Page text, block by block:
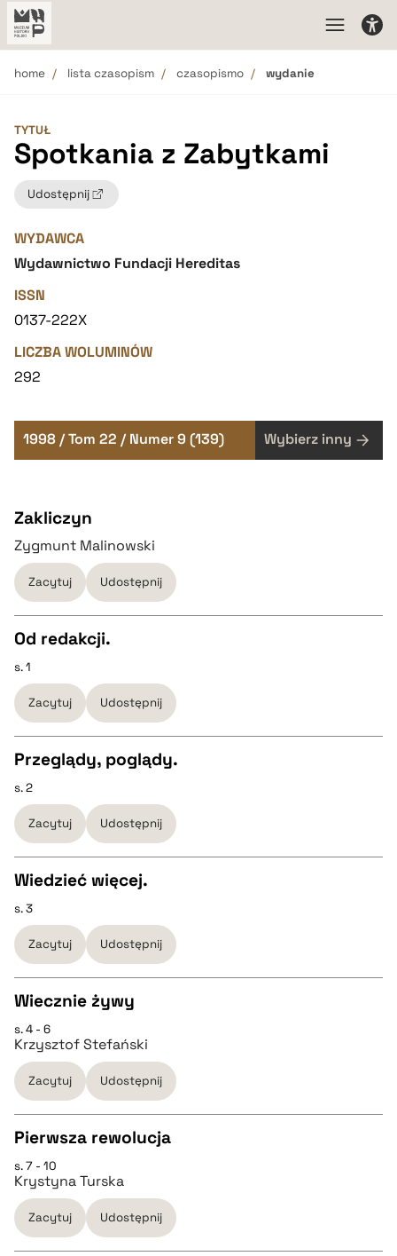
home lista czasopism czasopismo wydanie
TYTUŁ
Spotkania z Zabytkami
Udostępnij
WYDAWCA
Wydawnictwo Fundacji Hereditas
ISSN
0137-222X
LICZBA WOLUMINÓW
292
1998 / Tom 22 / Numer 9 (139) Wybierz inny
Zakliczyn
Zygmunt Malinowski
Zacytuj Udostępnij
CZYSTY TEKST
pobierz cytat
BIBTEX
pobierz cytat
Od redakcji.
s. 1
Zacytuj Udostępnij
CZYSTY TEKST
pobierz cytat
BIBTEX
pobierz cytat
Przeglądy, poglądy.
s. 2
Zacytuj Udostępnij
CZYSTY TEKST
pobierz cytat
BIBTEX
pobierz cytat
Wiedzieć więcej.
s. 3
Zacytuj Udostępnij
CZYSTY TEKST
pobierz cytat
BIBTEX
pobierz cytat
Wiecznie żywy
s. 4 - 6
Krzysztof Stefański
Zacytuj Udostępnij
CZYSTY TEKST
pobierz cytat
Pierwsza rewolucja
s. 7 - 10
Krystyna Turska
Zacytuj Udostępnij